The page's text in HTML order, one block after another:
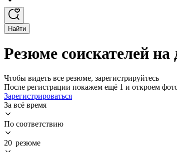
Найти
Резюме соискателей
Чтобы видеть все резюме, зарегистрируйтесь
После регистрации покажем ещё 1 и откроем
Зарегистрироваться
За всё время
По соответствию
20 резюме